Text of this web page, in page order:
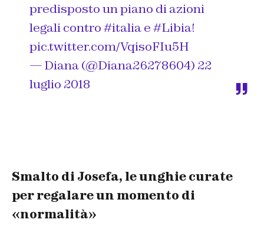
predisposto un piano di azioni
legali contro#italiae#Libia!
pic.twitter.com/VqisoFIu5H
— Diana (@Diana26278604) 22
luglio 2018
Smalto di Josefa, le unghie curate
per regalare un momento di
«normalità»